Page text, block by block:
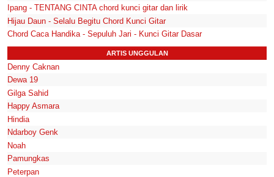
Ipang - TENTANG CINTA chord kunci gitar dan lirik
Hijau Daun - Selalu Begitu Chord Kunci Gitar
Chord Caca Handika - Sepuluh Jari - Kunci Gitar Dasar
ARTIS UNGGULAN
Denny Caknan
Dewa 19
Gilga Sahid
Happy Asmara
Hindia
Ndarboy Genk
Noah
Pamungkas
Peterpan